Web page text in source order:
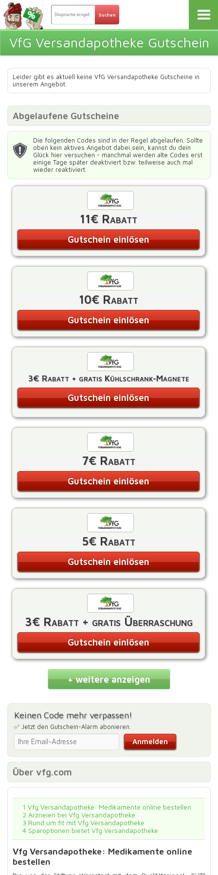
VfG Versandapotheke Gutschein
Leider gibt es aktuell keine VfG Versandapotheke Gutscheine in
unserem Angebot.
Abgelaufene Gutscheine
Die folgenden Codes sind in der Regel abgelaufen. Sollte
oben kein aktives Angebot dabei sein, kannst du dein
Glück hier versuchen - manchmal werden alte Codes erst
einige Tage später deaktiviert bzw. teilweise auch mal
wieder reaktiviert.
11€ Rabatt
Gutschein einlösen
10€ Rabatt
Gutschein einlösen
3€ Rabatt + gratis Kühlschrank-Magnete
Gutschein einlösen
7€ Rabatt
Gutschein einlösen
5€ Rabatt
Gutschein einlösen
3€ Rabatt + gratis Überraschung
Gutschein einlösen
+ weitere anzeigen
Keinen Code mehr verpassen!
✅ Jetzt den Gutschein-Alarm abonieren.
Über vfg.com
1 Vfg Versandapotheke: Medikamente online bestellen
2 Arzneien bei Vfg Versandapotheke
3 Rund um fit mit Vfg Versandapotheke
4 Sparoptionen bietet Vfg Versandapotheke
Vfg Versandapotheke: Medikamente online
bestellen